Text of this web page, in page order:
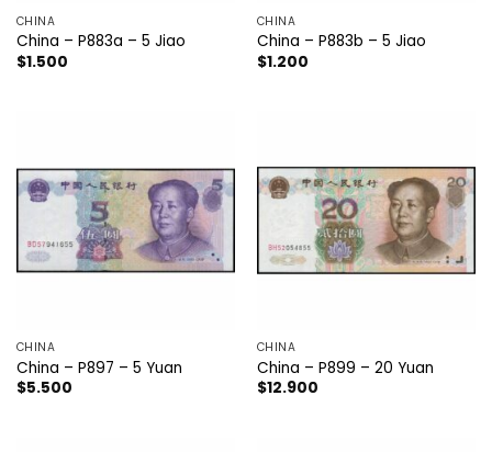
CHINA
China – P883a – 5 Jiao
$1.500
CHINA
China – P883b – 5 Jiao
$1.200
CHINA
China – P897 – 5 Yuan
$5.500
CHINA
China – P899 – 20 Yuan
$12.900